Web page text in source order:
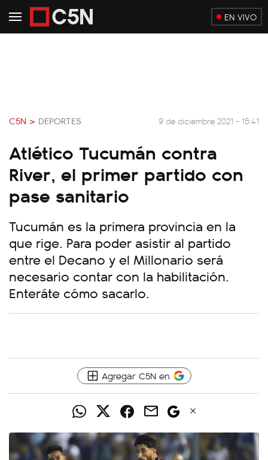
EN VIVO
C5N > DEPORTES 9 de diciembre 2021 - 15:41
Atlético Tucumán contra
River, el primer partido con
pase sanitario
Tucumán es la primera provincia en la
que rige. Para poder asistir al partido
entre el Decano y el Millonario será
necesario contar con la habilitación.
Enteráte cómo sacarlo.
Agregar C5N en